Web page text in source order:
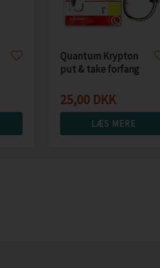
Quantum Krypton
put & take forfang
25,00 DKK
LÆS MERE